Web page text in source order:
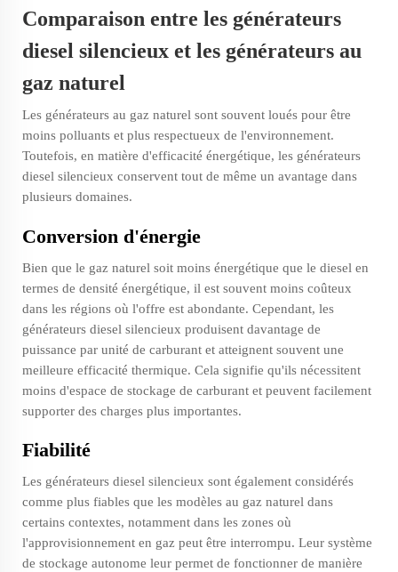
Comparaison entre les générateurs
diesel silencieux et les générateurs au
gaz naturel
Les générateurs au gaz naturel sont souvent loués pour être
moins polluants et plus respectueux de l'environnement.
Toutefois, en matière d'efficacité énergétique, les générateurs
diesel silencieux conservent tout de même un avantage dans
plusieurs domaines.
Conversion d'énergie
Bien que le gaz naturel soit moins énergétique que le diesel en
termes de densité énergétique, il est souvent moins coûteux
dans les régions où l'offre est abondante. Cependant, les
générateurs diesel silencieux produisent davantage de
puissance par unité de carburant et atteignent souvent une
meilleure efficacité thermique. Cela signifie qu'ils nécessitent
moins d'espace de stockage de carburant et peuvent facilement
supporter des charges plus importantes.
Fiabilité
Les générateurs diesel silencieux sont également considérés
comme plus fiables que les modèles au gaz naturel dans
certains contextes, notamment dans les zones où
l'approvisionnement en gaz peut être interrompu. Leur système
de stockage autonome leur permet de fonctionner de manière